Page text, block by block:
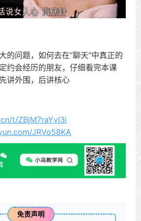
的问题，如何去在“聊天”中真正的
约会经历的朋友，仔细看完本课
讲外围，后讲核心
t/ZBjM7raYvI3i
JRVo58KA
免责声明